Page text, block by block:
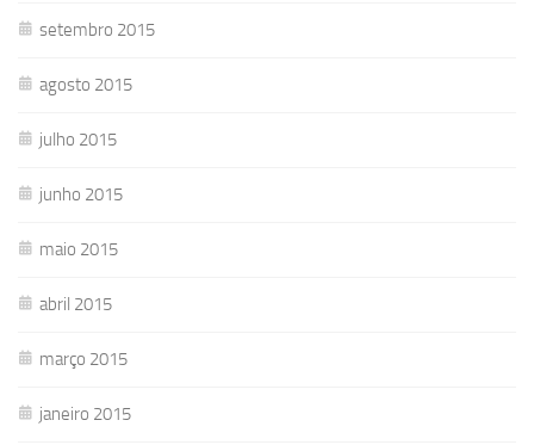
setembro 2015
agosto 2015
julho 2015
junho 2015
maio 2015
abril 2015
março 2015
janeiro 2015